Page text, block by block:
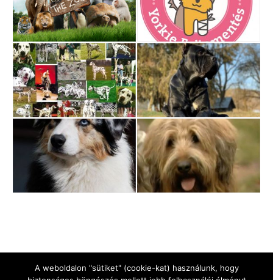
A weboldalon "sütiket" (cookie-kat) használunk, hogy